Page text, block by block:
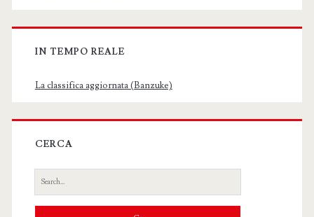
IN TEMPO REALE
La classifica aggiornata (Banzuke)
CERCA
Search
for: